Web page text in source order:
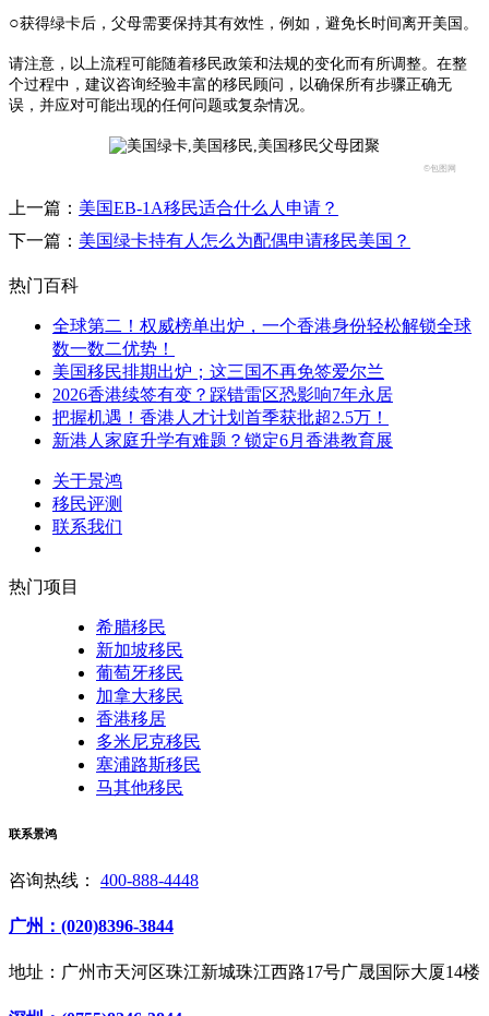
○获得绿卡后，父母需要保持其有效性，例如，避免长时间离开美国。
请注意，以上流程可能随着移民政策和法规的变化而有所调整。在整
个过程中，建议咨询经验丰富的移民顾问，以确保所有步骤正确无
误，并应对可能出现的任何问题或复杂情况。
©包图网
上一篇： 美国EB-1A移民适合什么人申请？
下一篇： 美国绿卡持有人怎么为配偶申请移民美国？
热门百科
全球第二！权威榜单出炉，一个香港身份轻松解锁全球
数一数二优势！
美国移民排期出炉；这三国不再免签爱尔兰
2026香港续签有变？踩错雷区恐影响7年永居
把握机遇！香港人才计划首季获批超2.5万！
新港人家庭升学有难题？锁定6月香港教育展
关于景鸿
移民评测
联系我们
热门项目
希腊移民
新加坡移民
葡萄牙移民
加拿大移民
香港移居
多米尼克移民
塞浦路斯移民
马其他移民
联系景鸿
咨询热线： 400-888-4448
广州：(020)8396-3844
地址：广州市天河区珠江新城珠江西路17号广晟国际大厦14楼